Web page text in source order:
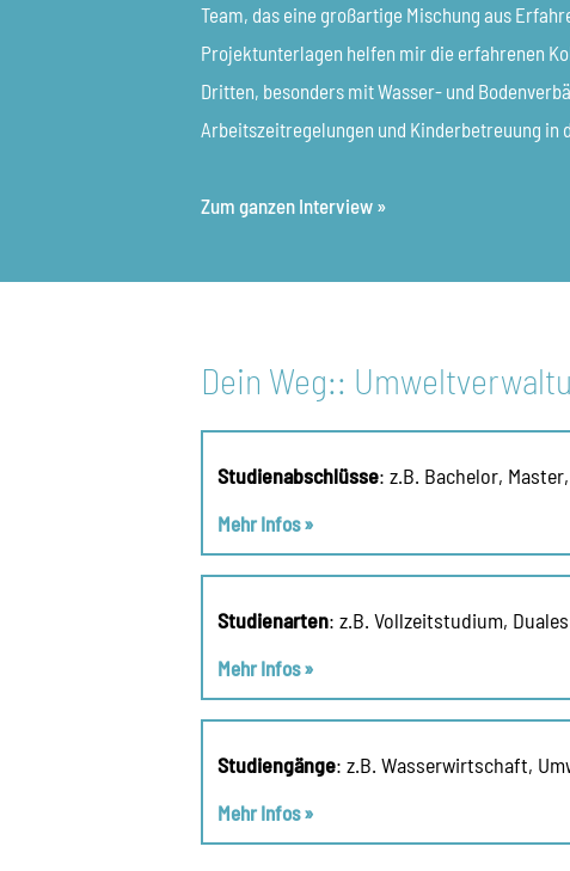
Team, das eine großartige Mischung aus
Projektunterlagen helfen mir die erfahrenen
Dritten, besonders mit Wasser- und
Arbeitszeitregelungen und Kinderbetreuung in
Zum ganzen Interview »
Dein Weg::
Studienabschlüsse: z.B. Bachelor,
Mehr Infos »
Studienarten: z.B. Vollzeitstudium,
Mehr Infos »
Studiengänge: z.B. Wasserwirtschaft,
Mehr Infos »